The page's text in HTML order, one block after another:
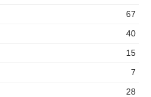
67
40
15
7
28